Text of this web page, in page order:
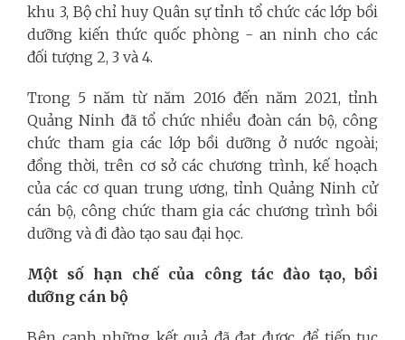
khu 3, Bộ chỉ huy Quân sự tỉnh tổ chức các lớp bồi
dưỡng kiến thức quốc phòng - an ninh cho các
đối tượng 2, 3 và 4.
Trong 5 năm từ năm 2016 đến năm 2021, tỉnh
Quảng Ninh đã tổ chức nhiều đoàn cán bộ, công
chức tham gia các lớp bồi dưỡng ở nước ngoài;
đồng thời, trên cơ sở các chương trình, kế hoạch
của các cơ quan trung ương, tỉnh Quảng Ninh cử
cán bộ, công chức tham gia các chương trình bồi
dưỡng và đi đào tạo sau đại học.
Một số hạn chế của công tác đào tạo, bồi
dưỡng cán bộ